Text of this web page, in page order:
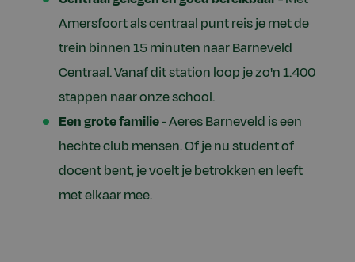
Amersfoort als centraal punt reis je met de
trein binnen 15 minuten naar Barneveld
Centraal. Vanaf dit station loop je zo'n 1.400
stappen naar onze school.
Een grote familie- Aeres Barneveld is een
hechte club mensen. Of je nu student of
docent bent, je voelt je betrokken en leeft
met elkaar mee.